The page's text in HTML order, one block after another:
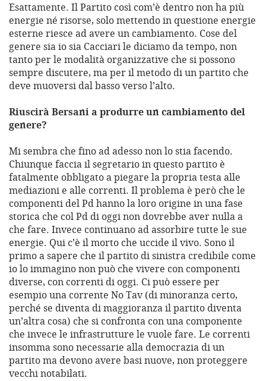
Esattamente. Il Partito così com’è dentro non ha più
energie né risorse, solo mettendo in questione energie
esterne riesce ad avere un cambiamento. Cose del
genere sia io sia Cacciari le diciamo da tempo, non
tanto per le modalità organizzative che si possono
sempre discutere, ma per il metodo di un partito che
deve muoversi dal basso verso l’alto.
Riuscirà Bersani a produrre un cambiamento del
genere?
Mi sembra che fino ad adesso non lo stia facendo.
Chiunque faccia il segretario in questo partito è
fatalmente obbligato a piegare la propria testa alle
mediazioni e alle correnti. Il problema è però che le
componenti del Pd hanno la loro origine in una fase
storica che col Pd di oggi non dovrebbe aver nulla a
che fare. Invece continuano ad assorbire tutte le sue
energie. Qui c’è il morto che uccide il vivo. Sono il
primo a sapere che il partito di sinistra credibile come
io lo immagino non può che vivere con componenti
diverse, con correnti di oggi. Ci può essere per
esempio una corrente No Tav (di minoranza certo,
perché se diventa di maggioranza il partito diventa
un’altra cosa) che si confronta con una componente
che invece le infrastrutture le vuole fare. Le correnti
insomma sono necessarie alla democrazia di un
partito ma devono avere basi nuove, non proteggere
vecchi notabilati.